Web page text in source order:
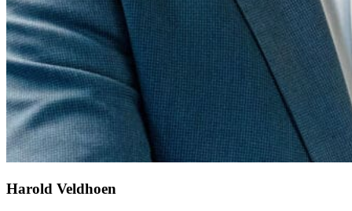
Harold Veldhoen